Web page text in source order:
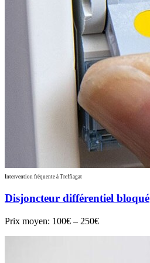
Intervention fréquente à Treffiagat
Disjoncteur différentiel bloqué
Prix moyen: 100€ – 250€